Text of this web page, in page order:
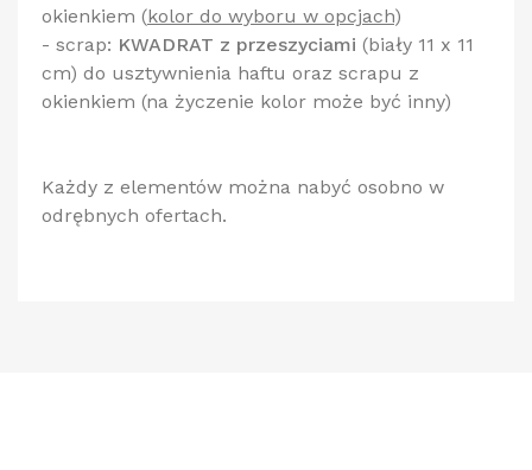
okienkiem (kolor do wyboru w opcjach)
- scrap: KWADRAT z przeszyciami (biały 11 x 11
cm) do usztywnienia haftu oraz scrapu z
okienkiem (na życzenie kolor może być inny)
Każdy z elementów można nabyć osobno w
odrębnych ofertach.